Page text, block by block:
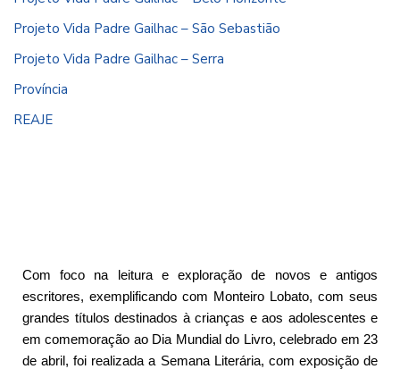
Projeto Vida Padre Gailhac – São Sebastião
Projeto Vida Padre Gailhac – Serra
Província
REAJE
Com foco na leitura e exploração de novos e antigos
escritores, exemplificando com Monteiro Lobato, com seus
grandes títulos destinados à crianças e aos adolescentes e
em comemoração ao Dia Mundial do Livro, celebrado em 23
de abril, foi realizada a Semana Literária, com exposição de